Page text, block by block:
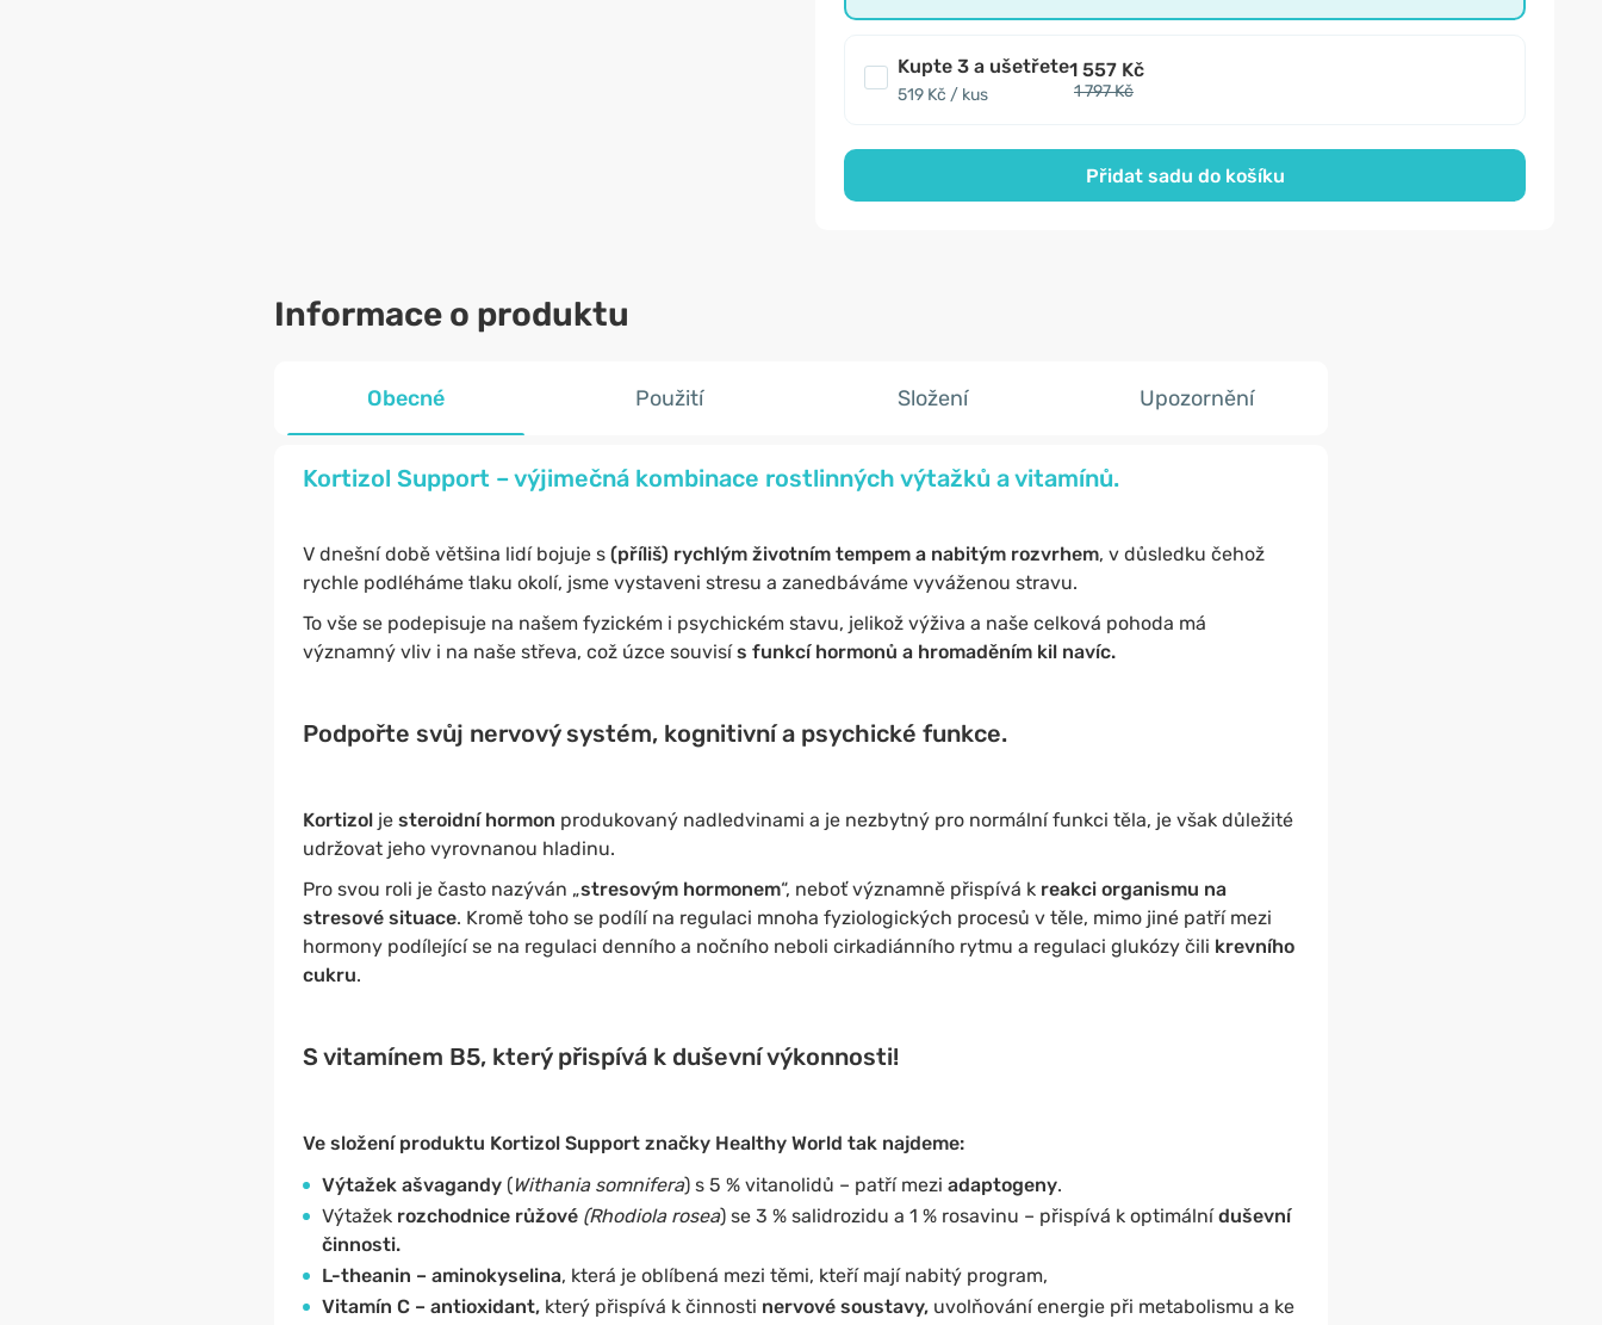
Kupte 3 a ušetřete
519 Kč / kus
1 557 Kč
1 797 Kč
Přidat sadu do košíku
Informace o produktu
Obecné Použití Složení Upozornění
Kortizol Support – výjimečná kombinace rostlinných výtažků a vitamínů.
V dnešní době většina lidí bojuje s(příliš) rychlým životním tempem a nabitým rozvrhem, v důsledku čehož
rychle podléháme tlaku okolí, jsme vystaveni stresu a zanedbáváme vyváženou stravu.
To vše se podepisuje na našem fyzickém i psychickém stavu, jelikož výživa a naše celková pohoda má
významný vliv i na naše střeva, což úzce souvisís funkcí hormonů a hromaděním kil navíc.
Podpořte svůj nervový systém, kognitivní a psychické funkce.
Kortizol je steroidní hormon produkovaný nadledvinami a je nezbytný pro normální funkci těla, je však důležité
udržovat jeho vyrovnanou hladinu.
Pro svou roli je často nazýván „stresovým hormonem“, neboť významně přispívá k reakci organismu na
stresové situace. Kromě toho se podílí na regulaci mnoha fyziologických procesů v těle, mimo jiné patří mezi
hormony podílející se na regulaci denního a nočního neboli cirkadiánního rytmu a regulaci glukózy čili krevního
cukru.
S vitamínem B5, který přispívá k duševní výkonnosti!
Ve složení produktu Kortizol Support značky Healthy World tak najdeme:
Výtažek ašvagandy(Withania somnifera) s 5 % vitanolidů – patří mezi adaptogeny.
Výtažek rozchodnice růžové (Rhodiola rosea) se 3 % salidrozidu a 1 % rosavinu – přispívá k optimálníduševní
činnosti.
L-theanin – aminokyselina, která je oblíbená mezi těmi, kteří mají nabitý program,
Vitamín C – antioxidant,který přispívá k činnosti nervové soustavy,uvolňování energie při metabolismu a ke